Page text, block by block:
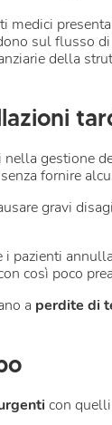
medici
sul flusso
della
gestione
fornire
gravi
i pazienti
così poco
a perdite di
con